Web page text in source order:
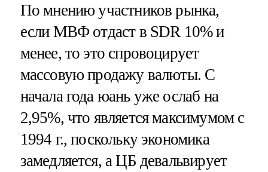
По мнению участников рынка,
если МВФ отдаст в SDR 10% и
менее, то это спровоцирует
массовую продажу валюты. С
начала года юань уже ослаб на
2,95%, что является максимумом с
1994 г., поскольку экономика
замедляется, а ЦБ девальвирует